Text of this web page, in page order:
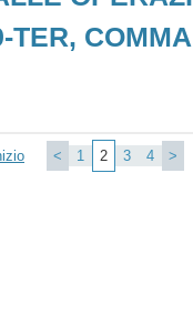
TER,
< 1 2 3 4 >